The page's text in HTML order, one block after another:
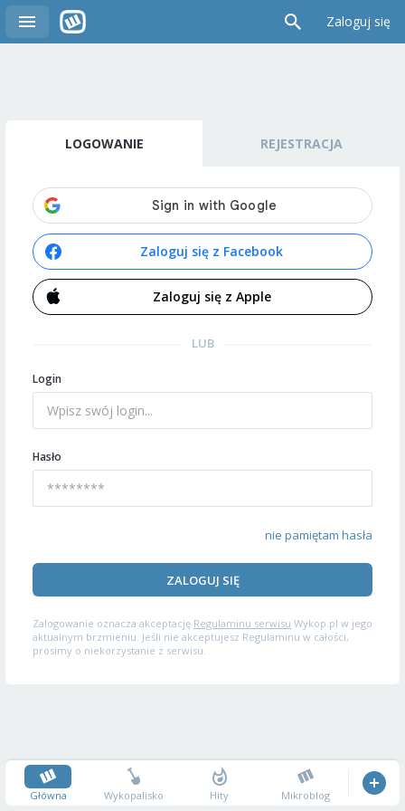
Zaloguj się
LOGOWANIE REJESTRACJA
Zaloguj się z Facebook
Zaloguj się z Apple
LUB
Login
Hasło
nie pamiętam hasła
ZALOGUJ SIĘ
Zalogowanie oznacza akceptację Regulaminu serwisu Wykop.pl w jego
aktualnym brzmieniu. Jeśli nie akceptujesz Regulaminu w całości,
prosimy o niekorzystanie z serwisu.
Główna Wykopalisko Hity Mikroblog